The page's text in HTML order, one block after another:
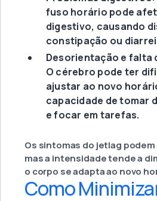
fuso horário pode
digestivo, causando
constipação ou
Desorientação e falta
O cérebro pode ter
ajustar ao novo
capacidade de tomar
e focar em tarefas.
Os sintomas do jetlag
mas a intensidade tende a
o corpo se adapta ao novo
Como